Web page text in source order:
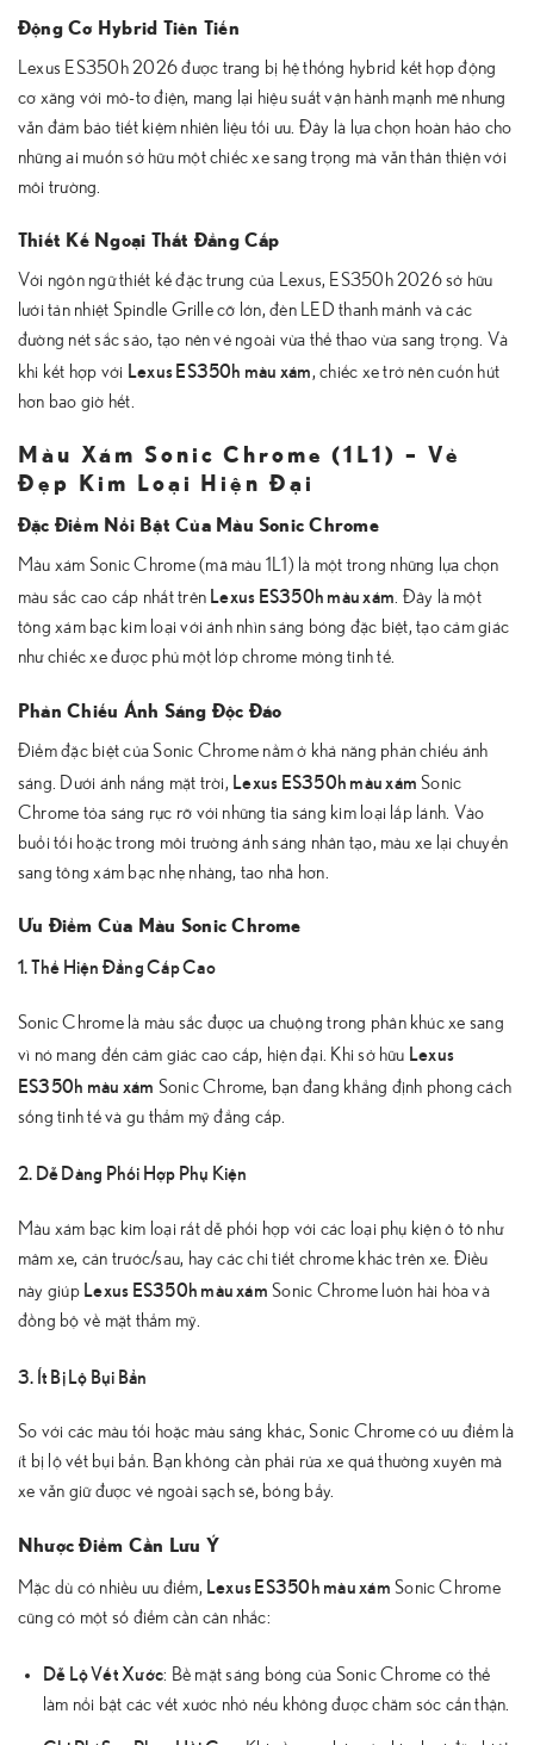
Động Cơ Hybrid Tiên Tiến
Lexus ES350h 2026 được trang bị hệ thống hybrid kết hợp động
cơ xăng với mô-tơ điện, mang lại hiệu suất vận hành mạnh mẽ nhưng
vẫn đảm bảo tiết kiệm nhiên liệu tối ưu. Đây là lựa chọn hoàn hảo cho
những ai muốn sở hữu một chiếc xe sang trọng mà vẫn thân thiện với
môi trường.
Thiết Kế Ngoại Thất Đẳng Cấp
Với ngôn ngữ thiết kế đặc trưng của Lexus, ES350h 2026 sở hữu
lưới tản nhiệt Spindle Grille cỡ lớn, đèn LED thanh mảnh và các
đường nét sắc sảo, tạo nên vẻ ngoài vừa thể thao vừa sang trọng. Và
khi kết hợp với Lexus ES350h màu xám, chiếc xe trở nên cuốn hút
hơn bao giờ hết.
Màu Xám Sonic Chrome (1L1) – Vẻ
Đẹp Kim Loại Hiện Đại
Đặc Điểm Nổi Bật Của Màu Sonic Chrome
Màu xám Sonic Chrome (mã màu 1L1) là một trong những lựa chọn
màu sắc cao cấp nhất trên Lexus ES350h màu xám . Đây là một
tông xám bạc kim loại với ánh nhìn sáng bóng đặc biệt, tạo cảm giác
như chiếc xe được phủ một lớp chrome mỏng tinh tế.
Phản Chiếu Ánh Sáng Độc Đáo
Điểm đặc biệt của Sonic Chrome nằm ở khả năng phản chiếu ánh
sáng. Dưới ánh nắng mặt trời, Lexus ES350h màu xám Sonic
Chrome tỏa sáng rực rỡ với những tia sáng kim loại lấp lánh. Vào
buổi tối hoặc trong môi trường ánh sáng nhân tạo, màu xe lại chuyển
sang tông xám bạc nhẹ nhàng, tao nhã hơn.
Ưu Điểm Của Màu Sonic Chrome
1. Thể Hiện Đẳng Cấp Cao
Sonic Chrome là màu sắc được ưa chuộng trong phân khúc xe sang
vì nó mang đến cảm giác cao cấp, hiện đại. Khi sở hữu Lexus
ES350h màu xám Sonic Chrome, bạn đang khẳng định phong cách
sống tinh tế và gu thẩm mỹ đẳng cấp.
2. Dễ Dàng Phối Hợp Phụ Kiện
Màu xám bạc kim loại rất dễ phối hợp với các loại phụ kiện ô tô như
mâm xe, cản trước/sau, hay các chi tiết chrome khác trên xe. Điều
này giúp Lexus ES350h màu xám Sonic Chrome luôn hài hòa và
đồng bộ về mặt thẩm mỹ.
3. Ít Bị Lộ Bụi Bẩn
So với các màu tối hoặc màu sáng khác, Sonic Chrome có ưu điểm là
ít bị lộ vết bụi bẩn. Bạn không cần phải rửa xe quá thường xuyên mà
xe vẫn giữ được vẻ ngoài sạch sẽ, bóng bẩy.
Nhược Điểm Cần Lưu Ý
Mặc dù có nhiều ưu điểm, Lexus ES350h màu xám Sonic Chrome
cũng có một số điểm cần cân nhắc:
Dễ Lộ Vết Xước: Bề mặt sáng bóng của Sonic Chrome có thể
làm nổi bật các vết xước nhỏ nếu không được chăm sóc cẩn thận.